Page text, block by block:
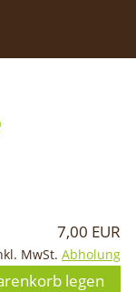
7,00 EUR
MwSt. Abholung
legen